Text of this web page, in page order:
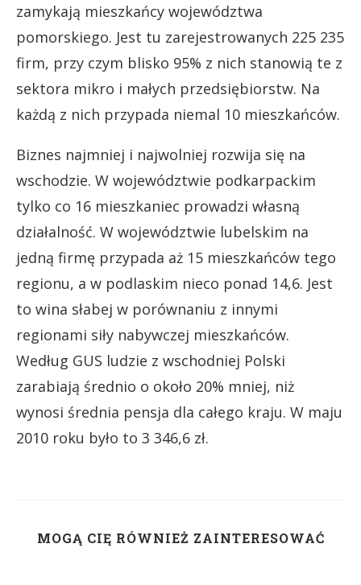
zamykają mieszkańcy województwa
pomorskiego. Jest tu zarejestrowanych 225 235
firm, przy czym blisko 95% z nich stanowią te z
sektora mikro i małych przedsiębiorstw. Na
każdą z nich przypada niemal 10 mieszkańców.
Biznes najmniej i najwolniej rozwija się na
wschodzie. W województwie podkarpackim
tylko co 16 mieszkaniec prowadzi własną
działalność. W województwie lubelskim na
jedną firmę przypada aż 15 mieszkańców tego
regionu, a w podlaskim nieco ponad 14,6. Jest
to wina słabej w porównaniu z innymi
regionami siły nabywczej mieszkańców.
Według GUS ludzie z wschodniej Polski
zarabiają średnio o około 20% mniej, niż
wynosi średnia pensja dla całego kraju. W maju
2010 roku było to 3 346,6 zł.
MOGĄ CIĘ RÓWNIEŻ ZAINTERESOWAĆ